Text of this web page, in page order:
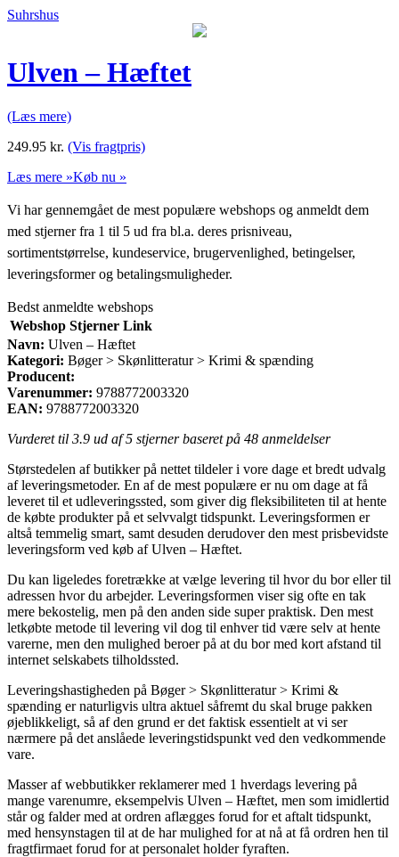
Suhrshus
Ulven – Hæftet
(Læs mere)
249.95 kr. (Vis fragtpris)
Læs mere »Køb nu »
Vi har gennemgået de mest populære webshops og anmeldt dem
med stjerner fra 1 til 5 ud fra bl.a. deres prisniveau,
sortimentstørrelse, kundeservice, brugervenlighed, betingelser,
leveringsformer og betalingsmuligheder.
Bedst anmeldte webshops
Webshop Stjerner Link
Navn: Ulven – Hæftet
Kategori: Bøger > Skønlitteratur > Krimi & spænding
Producent:
Varenummer: 9788772003320
EAN: 9788772003320
Vurderet til 3.9 ud af 5 stjerner baseret på 48 anmeldelser
Størstedelen af butikker på nettet tildeler i vore dage et bredt udvalg
af leveringsmetoder. En af de mest populære er nu om dage at få
leveret til et udleveringssted, som giver dig fleksibiliteten til at hente
de købte produkter på et selvvalgt tidspunkt. Leveringsformen er
altså temmelig smart, samt desuden derudover den mest prisbevidste
leveringsform ved køb af Ulven – Hæftet.
Du kan ligeledes foretrække at vælge levering til hvor du bor eller til
adressen hvor du arbejder. Leveringsformen viser sig ofte en tak
mere bekostelig, men på den anden side super praktisk. Den mest
letkøbte metode til levering vil dog til enhver tid være selv at hente
varerne, men den mulighed beroer på at du bor med kort afstand til
internet selskabets tilholdssted.
Leveringshastigheden på Bøger > Skønlitteratur > Krimi &
spænding er naturligvis ultra aktuel såfremt du skal bruge pakken
øjeblikkeligt, så af den grund er det faktisk essentielt at vi ser
nærmere på det anslåede leveringstidspunkt ved den vedkommende
vare.
Masser af webbutikker reklamerer med 1 hverdags levering på
mange varenumre, eksempelvis Ulven – Hæftet, men som imidlertid
står og falder med at ordren aflægges forud for et aftalt tidspunkt,
med hensynstagen til at de har mulighed for at nå at få ordren hen til
fragtfirmaet forud for at personalet holder fyraften.